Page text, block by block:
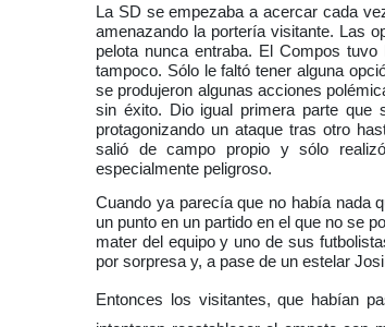
La SD se empezaba a acercar cada
amenazando la portería visitante. Las
pelota nunca entraba. El Compos
tampoco. Sólo le faltó tener alguna
se produjeron algunas acciones
sin éxito. Dio igual primera parte que
protagonizando un ataque tras otro
salió de campo propio y sólo
especialmente peligroso.
Cuando ya parecía que no había nada
un punto en un partido en el que no se
mater del equipo y uno de sus
por sorpresa y, a pase de un estelar
Entonces los visitantes, que habían